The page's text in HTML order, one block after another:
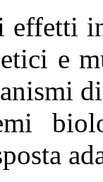
effetti
e